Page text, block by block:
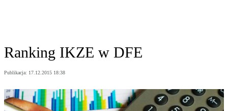
Ranking IKZE w DFE
Publikacja: 17.12.2015 18:38